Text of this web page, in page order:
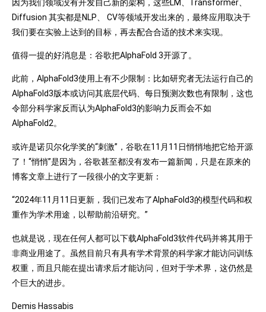
因为我们领域没有开发自己新的架构，这些LM、Transformer、
Diffusion 其实都是NLP、 CV等领域开发出来的，最终应用取决于
我们要在实验上达到的目标，再去配合合适的技术来实现。
值得一提的好消息是：谷歌把AlphaFold 3开源了。
此前，AlphaFold3使用上有不少限制：比如研究者无法运行自己的
AlphaFold3版本或访问其底层代码、每日预测次数也有限制，这也
令部分科学家反而认为AlphaFold3的影响力反而会不如
AlphaFold2。
或许是诺贝尔化学奖的“刺激”，谷歌在11月11日悄悄地把它给开源
了！“悄悄”是因为，谷歌甚至都没有发布一篇新闻，只是在原来的
博客文章上进行了一段很小的文字更新：
“2024年11月11日更新，我们已发布了AlphaFold3的模型代码和权
重作为学术用途，以帮助前沿研究。”
也就是说，现在任何人都可以下载AlphaFold3软件代码并将其用于
非商业用途了。虽然目前只有具有学术背景的科学家才能访问训练
权重，而且只能在提出请求后才能访问，但对于学术界，这仍然是
个巨大的进步。
Demis Hassabis